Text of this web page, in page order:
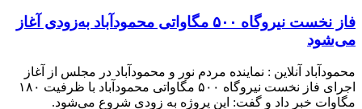
فاز نخست نیروگاه ۵۰۰ مگاواتی محمودآباد به‌زودی آغاز
می‌شود
محمودآباد آنلاین : نماینده مردم نور و محمودآباد در مجلس از آغاز
اجرای فاز نخست نیروگاه ۵۰۰ مگاواتی محمودآباد با ظرفیت ۱۸۰
مگاوات خبر داد و گفت: این پروژه به زودی شروع می‌شود.